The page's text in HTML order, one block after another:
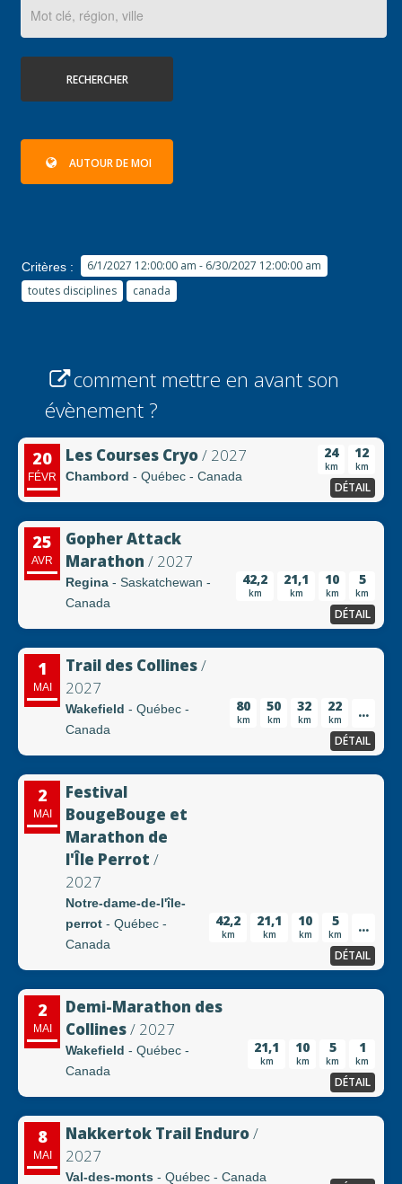
RECHERCHER
AUTOUR DE MOI
Critères :
6/1/2027 12:00:00 am - 6/30/2027 12:00:00 am
toutes disciplines
canada
comment mettre en avant son
évènement ?
20
FÉVR
Les Courses Cryo/ 2027
Chambord - Québec - Canada
24
km
12
km
DÉTAIL
25
AVR
Gopher Attack
Marathon / 2027
Regina - Saskatchewan -
Canada
42,2
km
21,1
km
10
km
5
km
DÉTAIL
1
MAI
Trail des Collines/
2027
Wakefield - Québec -
Canada
80
km
50
km
32
km
22
km ...
DÉTAIL
2
MAI
Festival
BougeBouge et
Marathon de
l'Île Perrot /
2027
Notre-dame-de-l'île-
perrot - Québec -
Canada
42,2
km
21,1
km
10
km
5
km ...
DÉTAIL
2
MAI
Demi-Marathon des
Collines/ 2027
Wakefield - Québec -
Canada
21,1
km
10
km
5
km
1
km
DÉTAIL
8
MAI
Nakkertok Trail Enduro/
2027
Val-des-monts - Québec - Canada